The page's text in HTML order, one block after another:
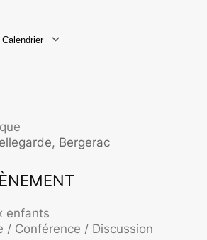
Bergerac
enfants
/ Conférence / Discussion